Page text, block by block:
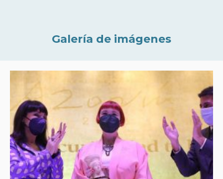
Galería de imágenes